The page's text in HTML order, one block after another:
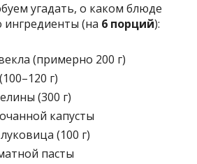
угадать, о каком блюде
ингредиенты (на 6 порций):
(примерно 200 г)
г)
(300 г)
капусты
(100 г)
пасты